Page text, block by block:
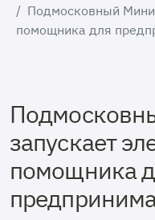
Подмосковный
помощника для
запускает
помощника